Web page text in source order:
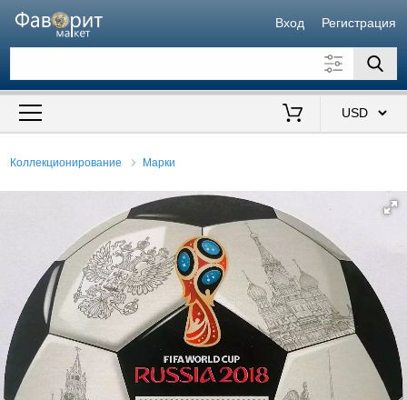
Вход Регистрация
Искать также в описании
Коллекционирование Марки